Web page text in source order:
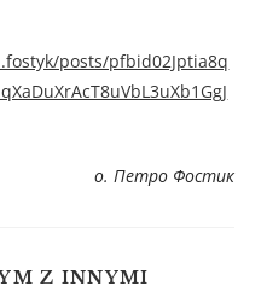
posts/pfbid02Jptia8q
о. Петро Фостик
Z INNYMI